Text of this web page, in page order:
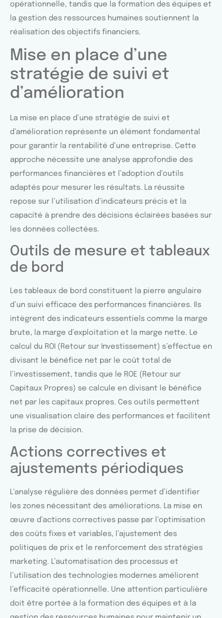
opérationnelle, tandis que la formation des équipes et
la gestion des ressources humaines soutiennent la
réalisation des objectifs financiers.
Mise en place d’une
stratégie de suivi et
d’amélioration
La mise en place d’une stratégie de suivi et
d’amélioration représente un élément fondamental
pour garantir la rentabilité d’une entreprise. Cette
approche nécessite une analyse approfondie des
performances financières et l’adoption d’outils
adaptés pour mesurer les résultats. La réussite
repose sur l’utilisation d’indicateurs précis et la
capacité à prendre des décisions éclairées basées sur
les données collectées.
Outils de mesure et tableaux
de bord
Les tableaux de bord constituent la pierre angulaire
d’un suivi efficace des performances financières. Ils
intègrent des indicateurs essentiels comme la marge
brute, la marge d’exploitation et la marge nette. Le
calcul du ROI (Retour sur Investissement) s’effectue en
divisant le bénéfice net par le coût total de
l’investissement, tandis que le ROE (Retour sur
Capitaux Propres) se calcule en divisant le bénéfice
net par les capitaux propres. Ces outils permettent
une visualisation claire des performances et facilitent
la prise de décision.
Actions correctives et
ajustements périodiques
L’analyse régulière des données permet d’identifier
les zones nécessitant des améliorations. La mise en
œuvre d’actions correctives passe par l’optimisation
des coûts fixes et variables, l’ajustement des
politiques de prix et le renforcement des stratégies
marketing. L’automatisation des processus et
l’utilisation des technologies modernes améliorent
l’efficacité opérationnelle. Une attention particulière
doit être portée à la formation des équipes et à la